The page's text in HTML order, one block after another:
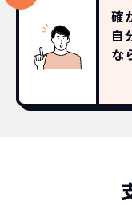
確
自
な